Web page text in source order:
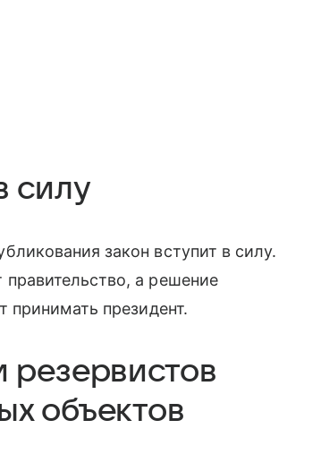
силу
закон вступит в силу.
а решение
принимать президент.
резервистов
объектов